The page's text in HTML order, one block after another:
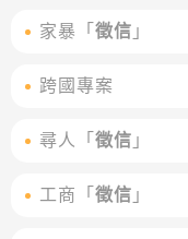
家暴「 徵信 」
跨國專案
尋人「 徵信 」
工商「 徵信 」